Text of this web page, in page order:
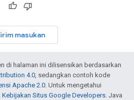
masukan
di halaman ini dilisensikan berdasarkan
4.0, sedangkan contoh kode
Apache 2.0. Untuk mengetahui
Kebijakan Situs Google Developers. Java